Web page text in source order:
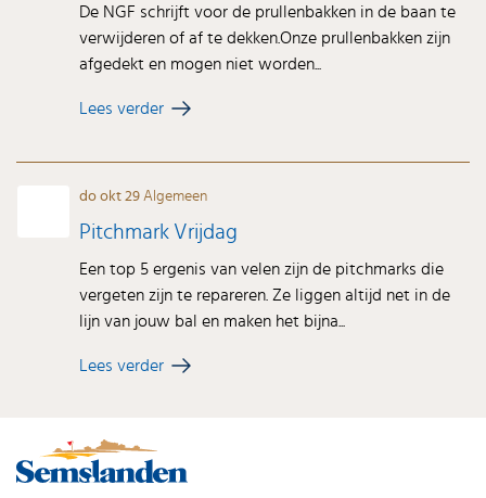
De NGF schrijft voor de prullenbakken in de baan te
verwijderen of af te dekken.Onze prullenbakken zijn
afgedekt en mogen niet worden...
Lees verder
do okt 29Algemeen
Pitchmark Vrijdag
Een top 5 ergenis van velen zijn de pitchmarks die
vergeten zijn te repareren. Ze liggen altijd net in de
lijn van jouw bal en maken het bijna...
Lees verder